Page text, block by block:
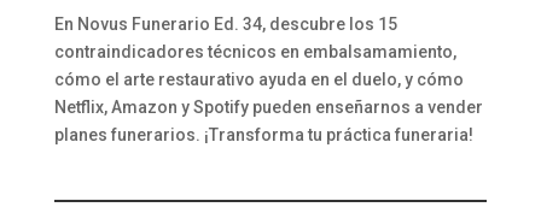
En Novus Funerario Ed. 34, descubre los 15
contraindicadores técnicos en embalsamamiento,
cómo el arte restaurativo ayuda en el duelo, y cómo
Netflix, Amazon y Spotify pueden enseñarnos a vender
planes funerarios. ¡Transforma tu práctica funeraria!